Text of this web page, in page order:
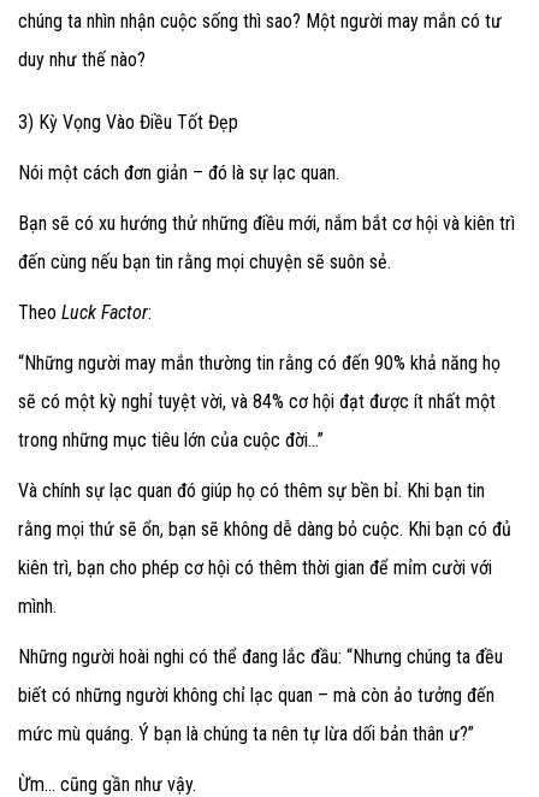
chúng ta nhìn nhận cuộc sống thì sao? Một người may mắn có tư
duy như thế nào?
3) Kỳ Vọng Vào Điều Tốt Đẹp
Nói một cách đơn giản – đó là sự lạc quan.
Bạn sẽ có xu hướng thử những điều mới, nắm bắt cơ hội và kiên trì
đến cùng nếu bạn tin rằng mọi chuyện sẽ suôn sẻ.
Theo Luck Factor:
“Những người may mắn thường tin rằng có đến 90% khả năng họ
sẽ có một kỳ nghỉ tuyệt vời, và 84% cơ hội đạt được ít nhất một
trong những mục tiêu lớn của cuộc đời…”
Và chính sự lạc quan đó giúp họ có thêm sự bền bỉ. Khi bạn tin
rằng mọi thứ sẽ ổn, bạn sẽ không dễ dàng bỏ cuộc. Khi bạn có đủ
kiên trì, bạn cho phép cơ hội có thêm thời gian để mỉm cười với
mình.
Những người hoài nghi có thể đang lắc đầu: “Nhưng chúng ta đều
biết có những người không chỉ lạc quan – mà còn ảo tưởng đến
mức mù quáng. Ý bạn là chúng ta nên tự lừa dối bản thân ư?”
Ừm… cũng gần như vậy.